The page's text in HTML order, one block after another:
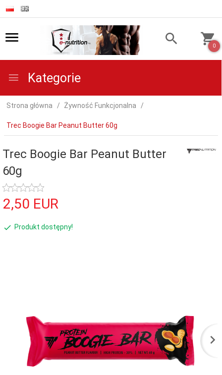
0
Kategorie
Strona główna Żywność Funkcjonalna
Trec Boogie Bar Peanut Butter 60g
Trec Boogie Bar Peanut Butter
60g
2,50 EUR
Produkt dostępny!